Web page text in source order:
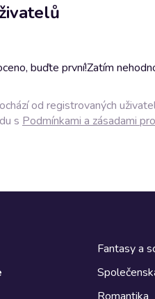
buďte první!Zatím
od registrovaných
s Podmínkami a zásadami
Fantasy a